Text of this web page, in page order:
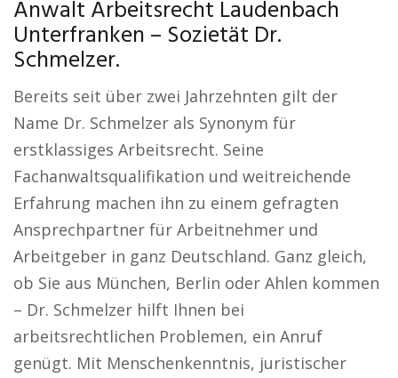
Anwalt Arbeitsrecht Laudenbach
Unterfranken – Sozietät Dr.
Schmelzer.
Bereits seit über zwei Jahrzehnten gilt der
Name Dr. Schmelzer als Synonym für
erstklassiges Arbeitsrecht. Seine
Fachanwaltsqualifikation und weitreichende
Erfahrung machen ihn zu einem gefragten
Ansprechpartner für Arbeitnehmer und
Arbeitgeber in ganz Deutschland. Ganz gleich,
ob Sie aus München, Berlin oder Ahlen kommen
– Dr. Schmelzer hilft Ihnen bei
arbeitsrechtlichen Problemen, ein Anruf
genügt. Mit Menschenkenntnis, juristischer